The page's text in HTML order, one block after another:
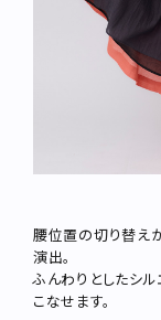
腰位置の切り替え
演出。
ふんわりとしたシ
こなせます。